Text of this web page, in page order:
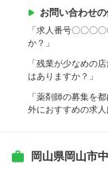
お問い合わせの
「求人番号〇〇〇
か？」
「残業が少なめの
はありますか？」
「薬剤師の募集を
外におすすめの求
岡山県岡山市